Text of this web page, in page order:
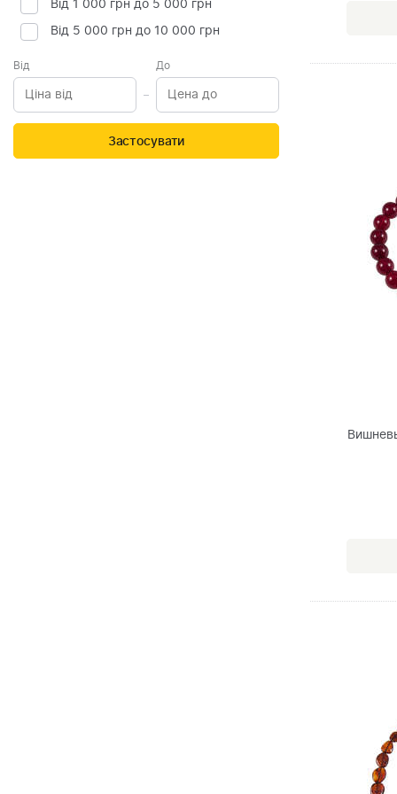
Від 1 000 грн до 5 000 грн
Від 5 000 грн до 10 000 грн
Від До
Застосувати